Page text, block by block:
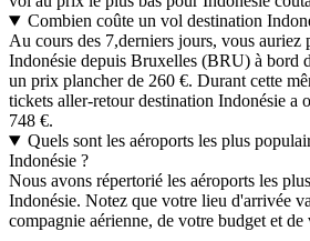
Combien coûte un vol destination
Au cours des 7,derniers jours, vous auriez
Indonésie depuis Bruxelles (BRU) à bord
un prix plancher de 260 €. Durant cette
tickets aller-retour destination Indonésie a
748 €.
Quels sont les aéroports les plus
Indonésie ?
Nous avons répertorié les aéroports les
Indonésie. Notez que votre lieu d'arrivée
compagnie aérienne, de votre budget et